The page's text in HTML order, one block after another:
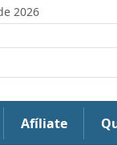
2026
Afíliate